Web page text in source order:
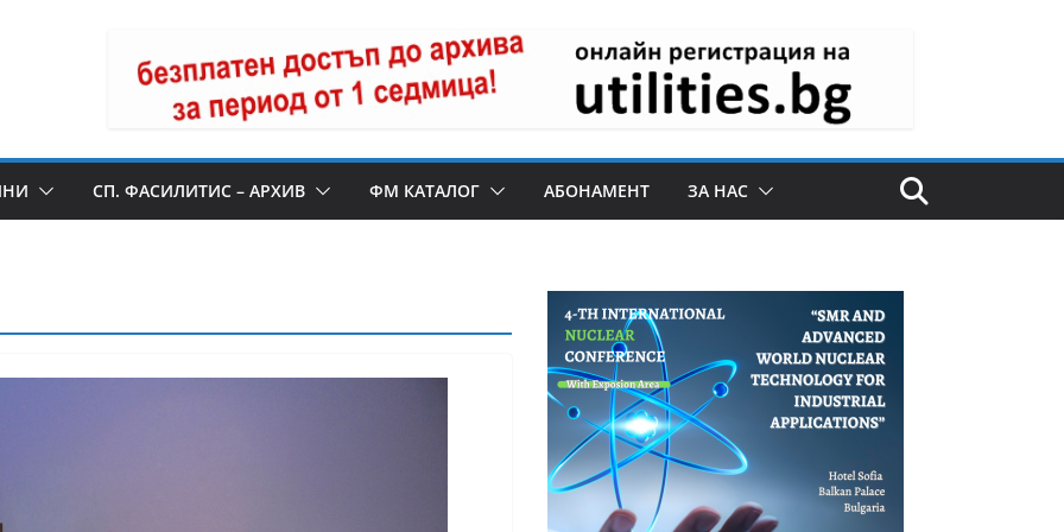
СП. ФАСИЛИТИС – АРХИВ ФМ КАТАЛОГ АБОНАМЕНТ ЗА НАС